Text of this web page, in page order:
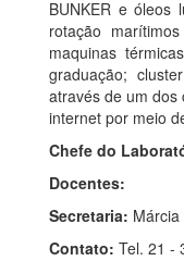
BUNKER e óleos
rotação
maquinas
graduação;
através de um dos
internet por meio
Chefe do
Docentes:
Secretaria: Márcia
Contato: Tel. 21 -